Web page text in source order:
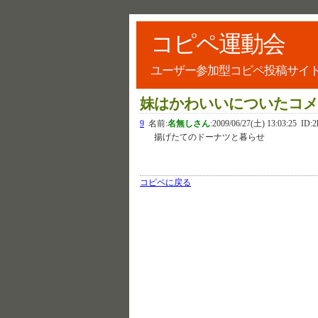
コピペ運動会
ユーザー参加型コピペ投稿サイト
妹はかわいいについたコ
9 名前:名無しさん:2009/06/27(土) 13:03:25
揚げたてのドーナツと暮らせ
コピペに戻る